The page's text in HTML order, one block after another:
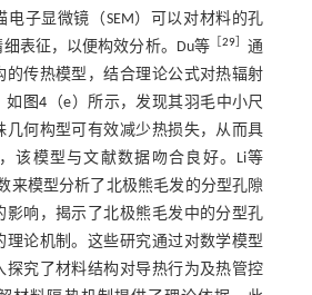
电子显微镜（SEM）可以对材料的孔
表征，以便构效分析。Du等 ［29 ］通
的传热模型，结合理论公式对热辐射
如 图4 （e）所示，发现其羽毛中小尺
几何构型可有效减少热损失，从而具
该模型与文献数据吻合良好。Li等
来模型分析了北极熊毛发的分型孔隙
影响，揭示了北极熊毛发中的分型孔
理论机制。这些研究通过对数学模型
探究了材料结构对导热行为及热管控